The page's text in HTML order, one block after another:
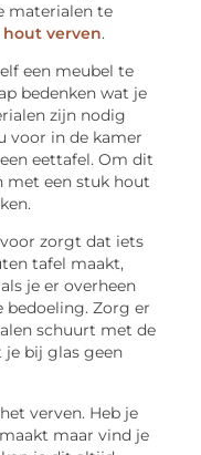
materialen te
hout verven.
een meubel te
bedenken wat je
zijn nodig
voor in de kamer
eettafel. Om dit
met een stuk hout
zorgt dat iets
tafel maakt,
je er overheen
Zorg er
schuurt met de
je bij glas geen
verven. Heb je
maar vind je